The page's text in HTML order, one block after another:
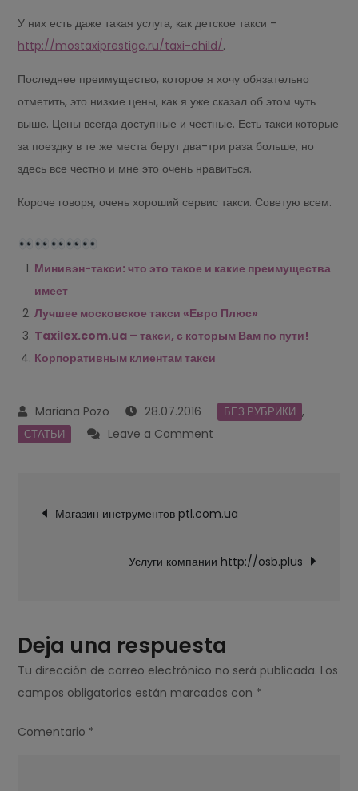
У них есть даже такая услуга, как детское такси –
http://mostaxiprestige.ru/taxi-child/.
Последнее преимущество, которое я хочу обязательно
отметить, это низкие цены, как я уже сказал об этом чуть
выше. Цены всегда доступные и честные. Есть такси которые
за поездку в те же места берут два-три раза больше, но
здесь все честно и мне это очень нравиться.
Короче говоря, очень хороший сервис такси. Советую всем.
Минивэн-такси: что это такое и какие преимущества
имеет
Лучшее московское такси «Евро Плюс»
Taxilex.com.ua – такси, с которым Вам по пути!
Корпоративным клиентам такси
28.07.2016 БЕЗ РУБРИКИ ,
СТАТЬИ Leave a Comment
"Престиж"
deМагазин инструментов ptl.com.ua
Услуги компании http://osb.plus
Deja una respuesta
Tu dirección de correo electrónico no será publicada. Los
campos obligatorios están marcados con *
Comentario *